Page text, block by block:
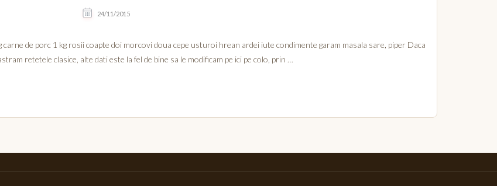
24/11/2015
de porc 1 kg rosii coapte doi morcovi doua cepe usturoi hrean ardei iute condimente garam masala sare, piper Daca
retetele clasice, alte dati este la fel de bine sa le modificam pe ici pe colo, prin …